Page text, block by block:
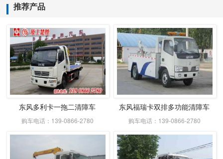
推荐产品
东风多利卡一拖二清障车
购车电话：139-0866-2780
东风福瑞卡双排多功能清障车
购车电话：139-0866-2780